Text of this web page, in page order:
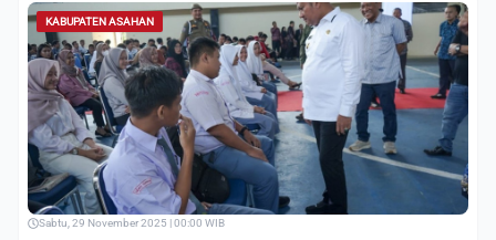
KABUPATEN ASAHAN
Sabtu, 29 November 2025 | 00:00 WIB